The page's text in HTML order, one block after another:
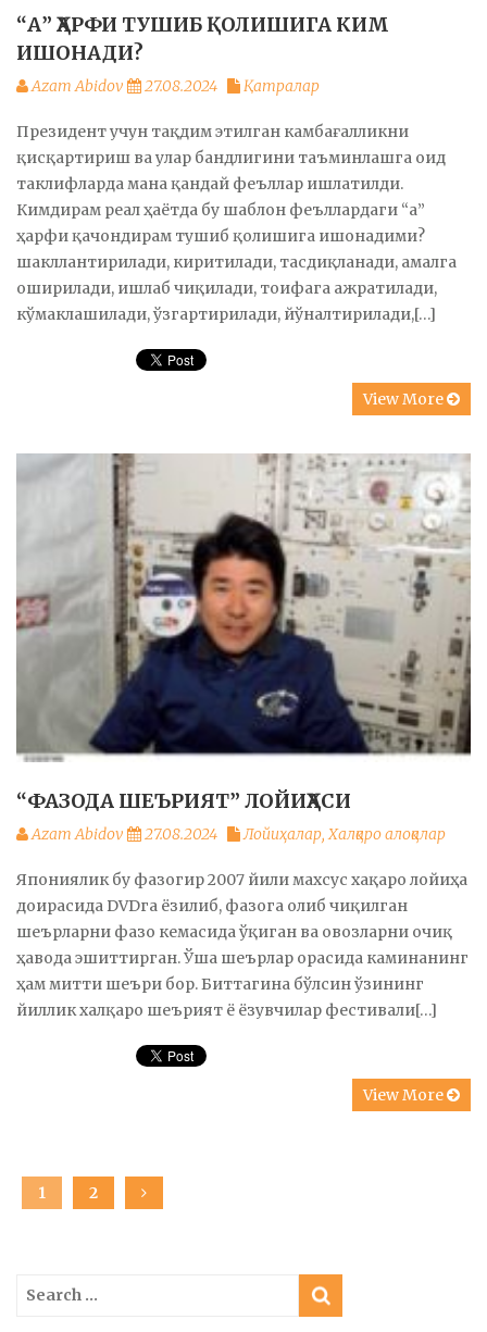
“А” ҲАРФИ ТУШИБ ҚОЛИШИГА КИМ
ИШОНАДИ?
Azam Abidov 27.08.2024 Қатралар
Президент учун тақдим этилган камбағалликни
қисқартириш ва улар бандлигини таъминлашга оид
таклифларда мана қандай феъллар ишлатилди.
Кимдирам реал ҳаётда бу шаблон феъллардаги “а”
ҳарфи қачондирам тушиб қолишига ишонадими?
шакллантирилади, киритилади, тасдиқланади, амалга
оширилади, ишлаб чиқилади, тоифага ажратилади,
кўмаклашилади, ўзгартирилади, йўналтирилади,[…]
View More
“ФАЗОДА ШЕЪРИЯТ” ЛОЙИҲАСИ
Azam Abidov 27.08.2024 Лойиҳалар,Халқаро алоқалар
Япониялик бу фазогир 2007 йили махсус хақаро лойиҳа
доирасида DVDга ёзилиб, фазога олиб чиқилган
шеърларни фазо кемасида ўқиган ва овозларни очиқ
ҳавода эшиттирган. Ўша шеърлар орасида каминанинг
ҳам митти шеъри бор. Биттагина бўлсин ўзининг
йиллик халқаро шеърият ё ёзувчилар фестивали[…]
View More
Posts
PAGE
1 PAGE
2
Search
for: